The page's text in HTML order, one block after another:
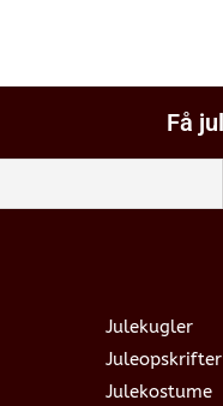
Få
Julekugler
Juleopskrifter
Julekostume